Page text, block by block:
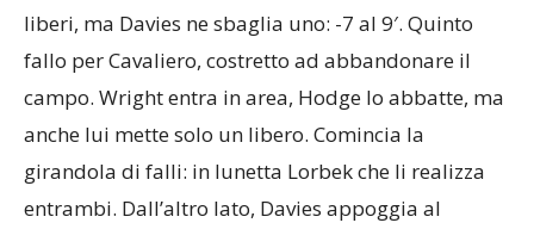
liberi, ma Davies ne sbaglia uno: -7 al 9′. Quinto
fallo per Cavaliero, costretto ad abbandonare il
campo. Wright entra in area, Hodge lo abbatte, ma
anche lui mette solo un libero. Comincia la
girandola di falli: in lunetta Lorbek che li realizza
entrambi. Dall’altro lato, Davies appoggia al